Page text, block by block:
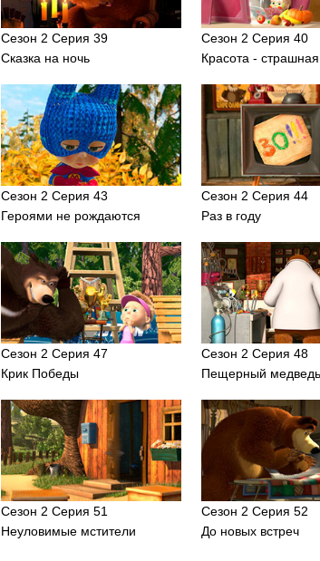
Сезон 2 Серия 39
Сказка на ночь
Сезон 2 Серия 40
Красота -
Сезон 2 Серия 43
Героями не рождаются
Сезон 2 Серия 44
Раз в году
Сезон 2 Серия 47
Крик Победы
Сезон 2 Серия 48
Пещерный медведь
Сезон 2 Серия 51
Неуловимые мстители
Сезон 2 Серия 52
До новых встреч